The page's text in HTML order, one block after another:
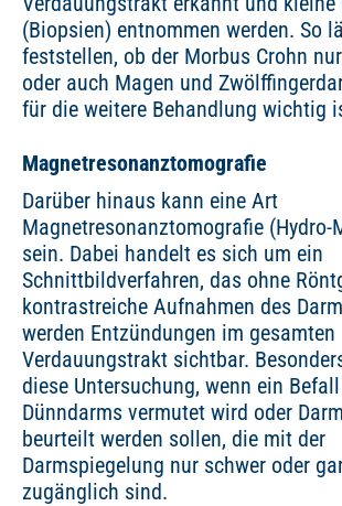
(Biopsien) entnommen werden. So
feststellen, ob der Morbus Crohn
oder auch Magen und
für die weitere Behandlung wichtig
Magnetresonanztomografie
Darüber hinaus kann eine Art
Magnetresonanztomografie (Hydro-
sein. Dabei handelt es sich um ein
Schnittbildverfahren, das ohne
kontrastreiche Aufnahmen des
werden Entzündungen im gesamten
Verdauungstrakt sichtbar.
diese Untersuchung, wenn ein
Dünndarms vermutet wird oder
beurteilt werden sollen, die mit der
Darmspiegelung nur schwer oder
zugänglich sind.